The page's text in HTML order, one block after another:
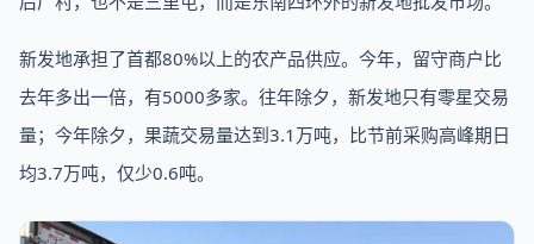
新发地承担了首都80%以上的农产品供应。今年，留守商户比
去年多出一倍，有5000多家。往年除夕，新发地只有零星交易
量；今年除夕，果蔬交易量达到3.1万吨，比节前采购高峰期日
均3.7万吨，仅少0.6吨。